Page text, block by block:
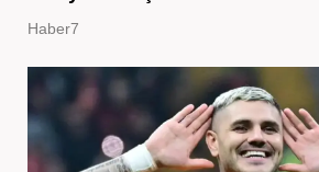
Haber7